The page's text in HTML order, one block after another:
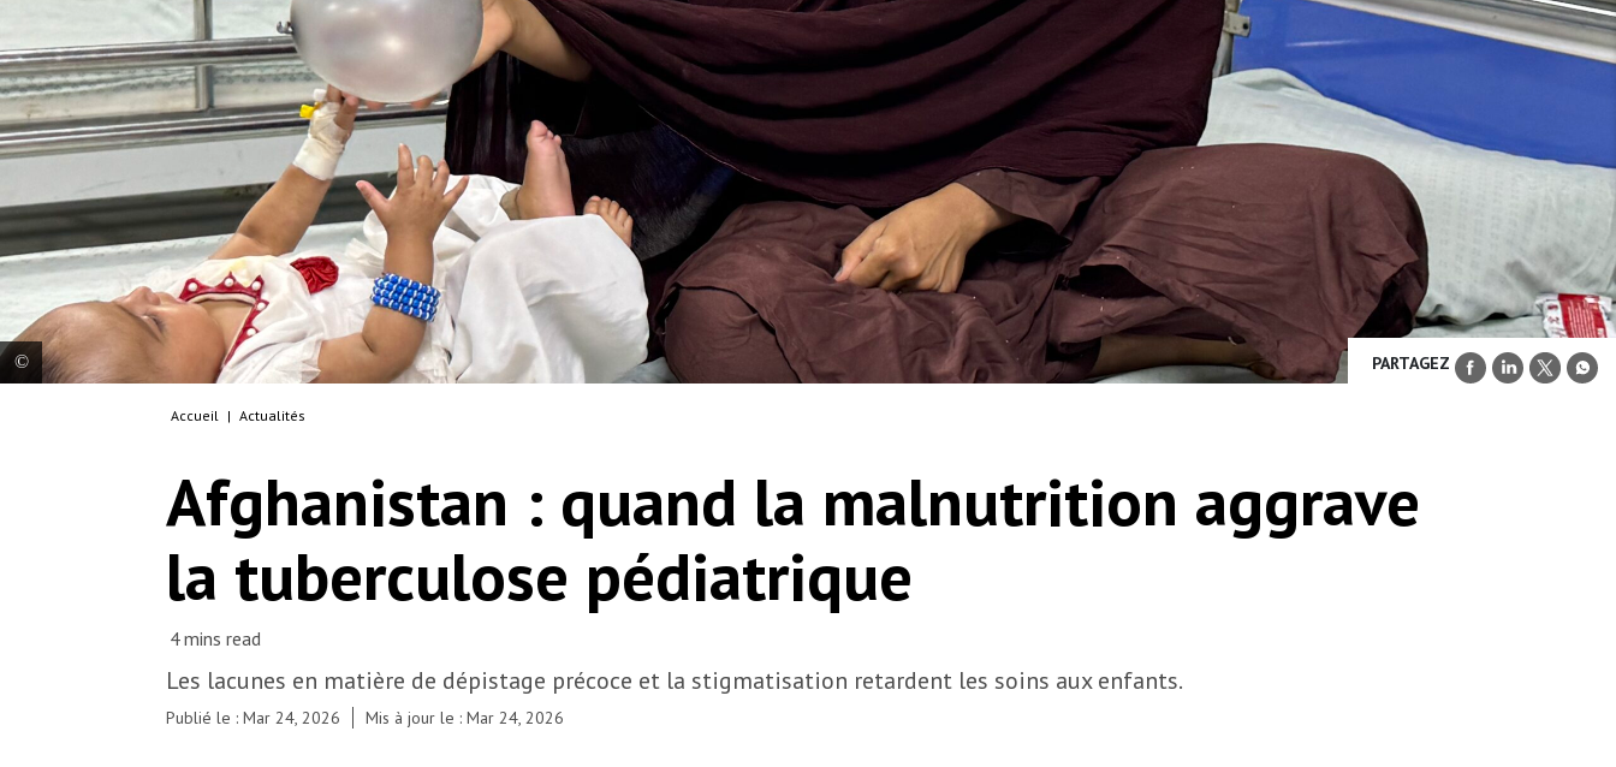
Nomania, âgée de huit mois, est allongée sur un
thérapeutique pour les personnes hospitalisées de
MSF à Kandahar où elle est soignée pour
malnutrition et tuberculose. Afghanistan, 2026. ©
Nazia Kamal/MSF
PARTAGEZ
Accueil | Actualités
Afghanistan : quand la malnutrition aggrave
la tuberculose pédiatrique
Les lacunes en matière de dépistage précoce et la stigmatisation retardent les soins aux enfants.
Publié le : Mar 24, 2026 Mis à jour le : Mar 24, 2026